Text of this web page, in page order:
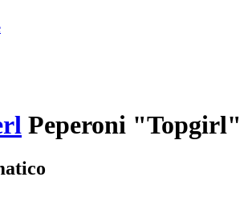
Peperoni "Topgirl"